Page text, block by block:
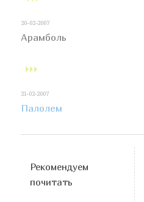
20-02-2007
Арамболь
21-02-2007
Палолем
Рекомендуем
почитать